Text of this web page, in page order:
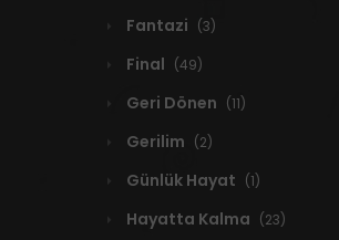
Fantazi (3)
Final (49)
Geri Dönen (11)
Gerilim (2)
Günlük Hayat (1)
Hayatta Kalma (23)